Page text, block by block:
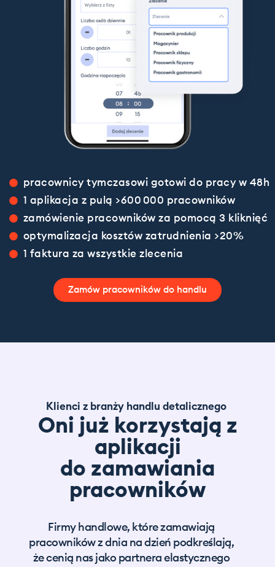
pracownicy tymczasowi gotowi do pracy w 48h
1 aplikacja z pulą >600 000 pracowników
zamówienie pracowników za pomocą 3 kliknięć
optymalizacja kosztów zatrudnienia >20%
1 faktura za wszystkie zlecenia
Zamów pracowników do handlu
Klienci z branży handlu detalicznego
Oni już korzystają z
aplikacji
do zamawiania
pracowników
Firmy handlowe, które zamawiają
pracowników z dnia na dzień podkreślają,
że cenią nas jako partnera elastycznego